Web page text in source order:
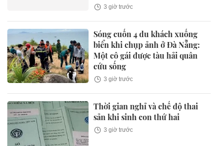
3 giờ trước
Sóng cuốn 4 du khách xuống
biển khi chụp ảnh ở Đà Nẵng:
Một cô gái được tàu hải quân
cứu sống
3 giờ trước
Thời gian nghỉ và chế độ thai
sản khi sinh con thứ hai
3 giờ trước